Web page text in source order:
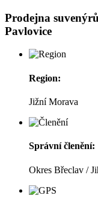
Prodejna
Pavlovice
Region:
Jižní Morava
Správní členění:
Okres Břeclav /